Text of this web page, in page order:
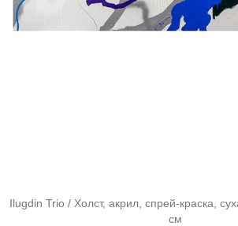
Ilugdin Trio / Холст, акрил, спрей-краска,
см ​​​​​​​